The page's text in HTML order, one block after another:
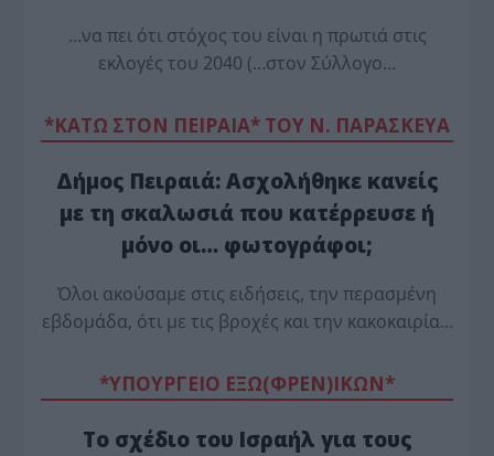
…να πει ότι στόχος του είναι η πρωτιά στις
εκλογές του 2040 (…στον Σύλλογο…
*ΚΑΤΩ ΣΤΟΝ ΠΕΙΡΑΙΑ* ΤΟΥ Ν. ΠΑΡΑΣΚΕΥΑ
Δήμος Πειραιά: Ασχολήθηκε κανείς
με τη σκαλωσιά που κατέρρευσε ή
μόνο οι… φωτογράφοι;
Όλοι ακούσαμε στις ειδήσεις, την περασμένη
εβδομάδα, ότι με τις βροχές και την κακοκαιρία…
*ΥΠΟΥΡΓΕΙΟ ΕΞΩ(ΦΡΕΝ)ΙΚΩΝ*
Το σχέδιο του Ισραήλ για τους